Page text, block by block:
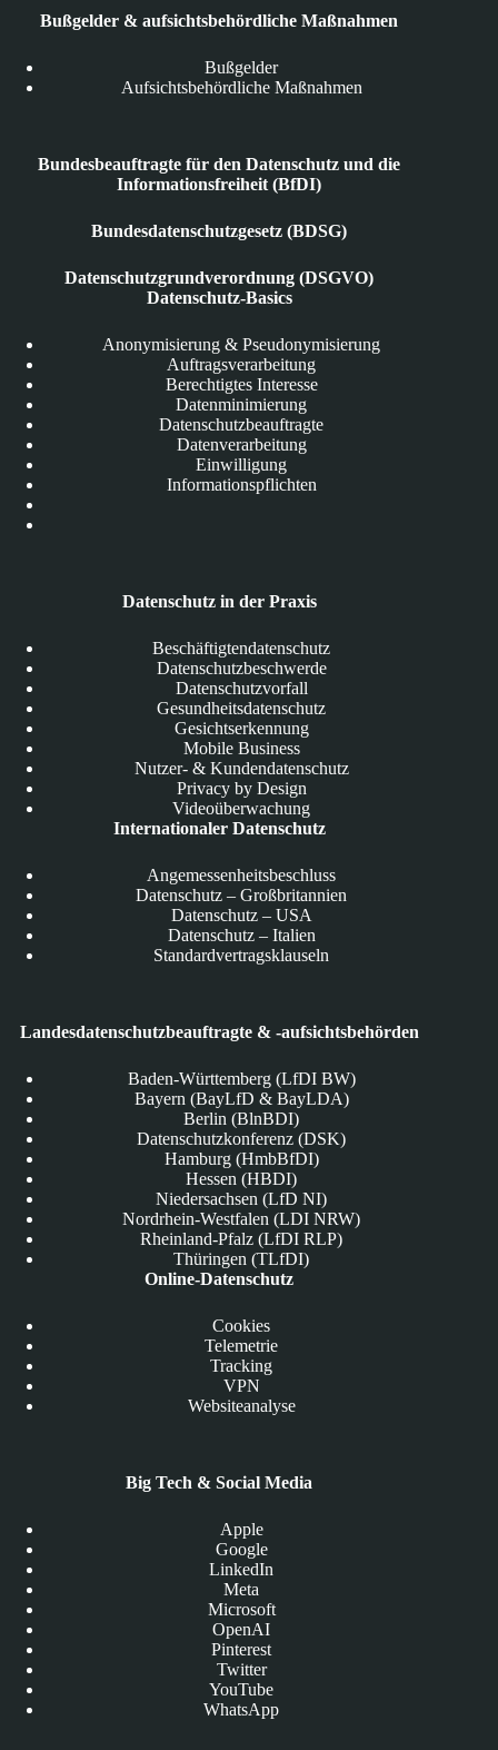
Bußgelder & aufsichtsbehördliche Maßnahmen
Bußgelder
Aufsichtsbehördliche Maßnahmen
Bundesbeauftragte für den Datenschutz und die
Informationsfreiheit (BfDI)
Bundesdatenschutzgesetz (BDSG)
Datenschutzgrundverordnung (DSGVO)
Datenschutz-Basics
Anonymisierung & Pseudonymisierung
Auftragsverarbeitung
Berechtigtes Interesse
Datenminimierung
Datenschutzbeauftragte
Datenverarbeitung
Einwilligung
Informationspflichten
Datenschutz in der Praxis
Beschäftigtendatenschutz
Datenschutzbeschwerde
Datenschutzvorfall
Gesundheitsdatenschutz
Gesichtserkennung
Mobile Business
Nutzer- & Kundendatenschutz
Privacy by Design
Videoüberwachung
Internationaler Datenschutz
Angemessenheitsbeschluss
Datenschutz – Großbritannien
Datenschutz – USA
Datenschutz – Italien
Standardvertragsklauseln
Landesdatenschutzbeauftragte & -aufsichtsbehörden
Baden-Württemberg (LfDI BW)
Bayern (BayLfD & BayLDA)
Berlin (BlnBDI)
Datenschutzkonferenz (DSK)
Hamburg (HmbBfDI)
Hessen (HBDI)
Niedersachsen (LfD NI)
Nordrhein-Westfalen (LDI NRW)
Rheinland-Pfalz (LfDI RLP)
Thüringen (TLfDI)
Online-Datenschutz
Cookies
Telemetrie
Tracking
VPN
Websiteanalyse
Big Tech & Social Media
Apple
Google
LinkedIn
Meta
Microsoft
OpenAI
Pinterest
Twitter
YouTube
WhatsApp